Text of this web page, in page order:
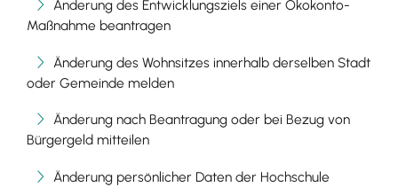
Änderung des Entwicklungsziels einer Ökokonto-
Maßnahme beantragen
Änderung des Wohnsitzes innerhalb derselben Stadt
oder Gemeinde melden
Änderung nach Beantragung oder bei Bezug von
Bürgergeld mitteilen
Änderung persönlicher Daten der Hochschule